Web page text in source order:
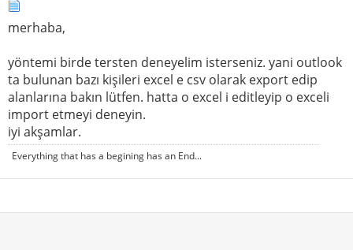
merhaba,
yöntemi birde tersten deneyelim isterseniz. yani outlook
ta bulunan bazı kişileri excel e csv olarak export edip
alanlarına bakın lütfen. hatta o excel i editleyip o exceli
import etmeyi deneyin.
iyi akşamlar.
Everything that has a begining has an End...